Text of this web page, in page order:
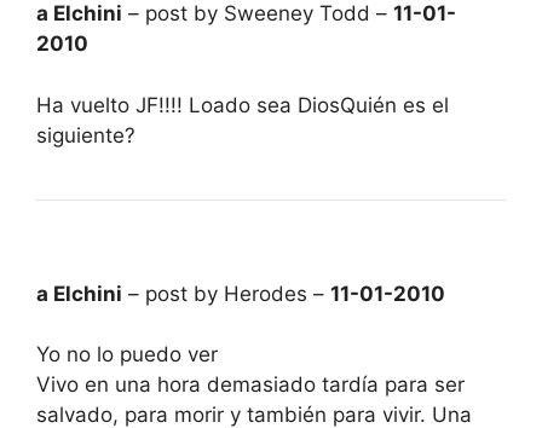
a Elchini – post by Sweeney Todd – 11-01-
2010
Ha vuelto JF!!!! Loado sea DiosQuién es el
siguiente?
a Elchini – post by Herodes – 11-01-2010
Yo no lo puedo ver
Vivo en una hora demasiado tardía para ser
salvado, para morir y también para vivir. Una